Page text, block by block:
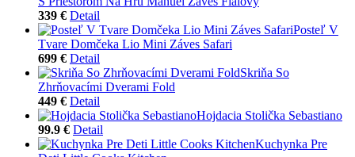
339 € Detail
Posteľ V
Tvare Domčeka Lio Mini Záves Safari
699 € Detail
Skriňa So
Zhrňovacími Dverami Fold
449 € Detail
Hojdacia Stolička Sebastiano
99.9 € Detail
Kuchynka Pre